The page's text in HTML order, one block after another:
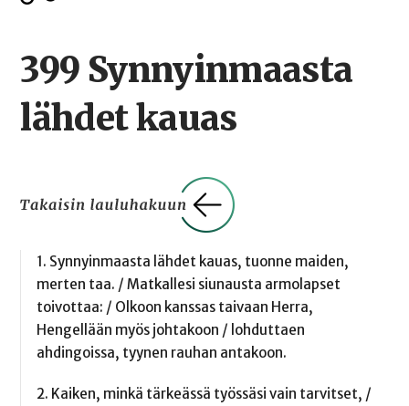
399 Synnyinmaasta
lähdet kauas
1. Synnyinmaasta lähdet kauas, tuonne maiden,
merten taa. / Matkallesi siunausta armolapset
toivottaa: / Olkoon kanssas taivaan Herra,
Hengellään myös johtakoon / lohduttaen
ahdingoissa, tyynen rauhan antakoon.
2. Kaiken, minkä tärkeässä työssäsi vain tarvitset, /